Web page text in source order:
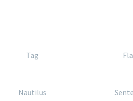
Tag
Nautilus